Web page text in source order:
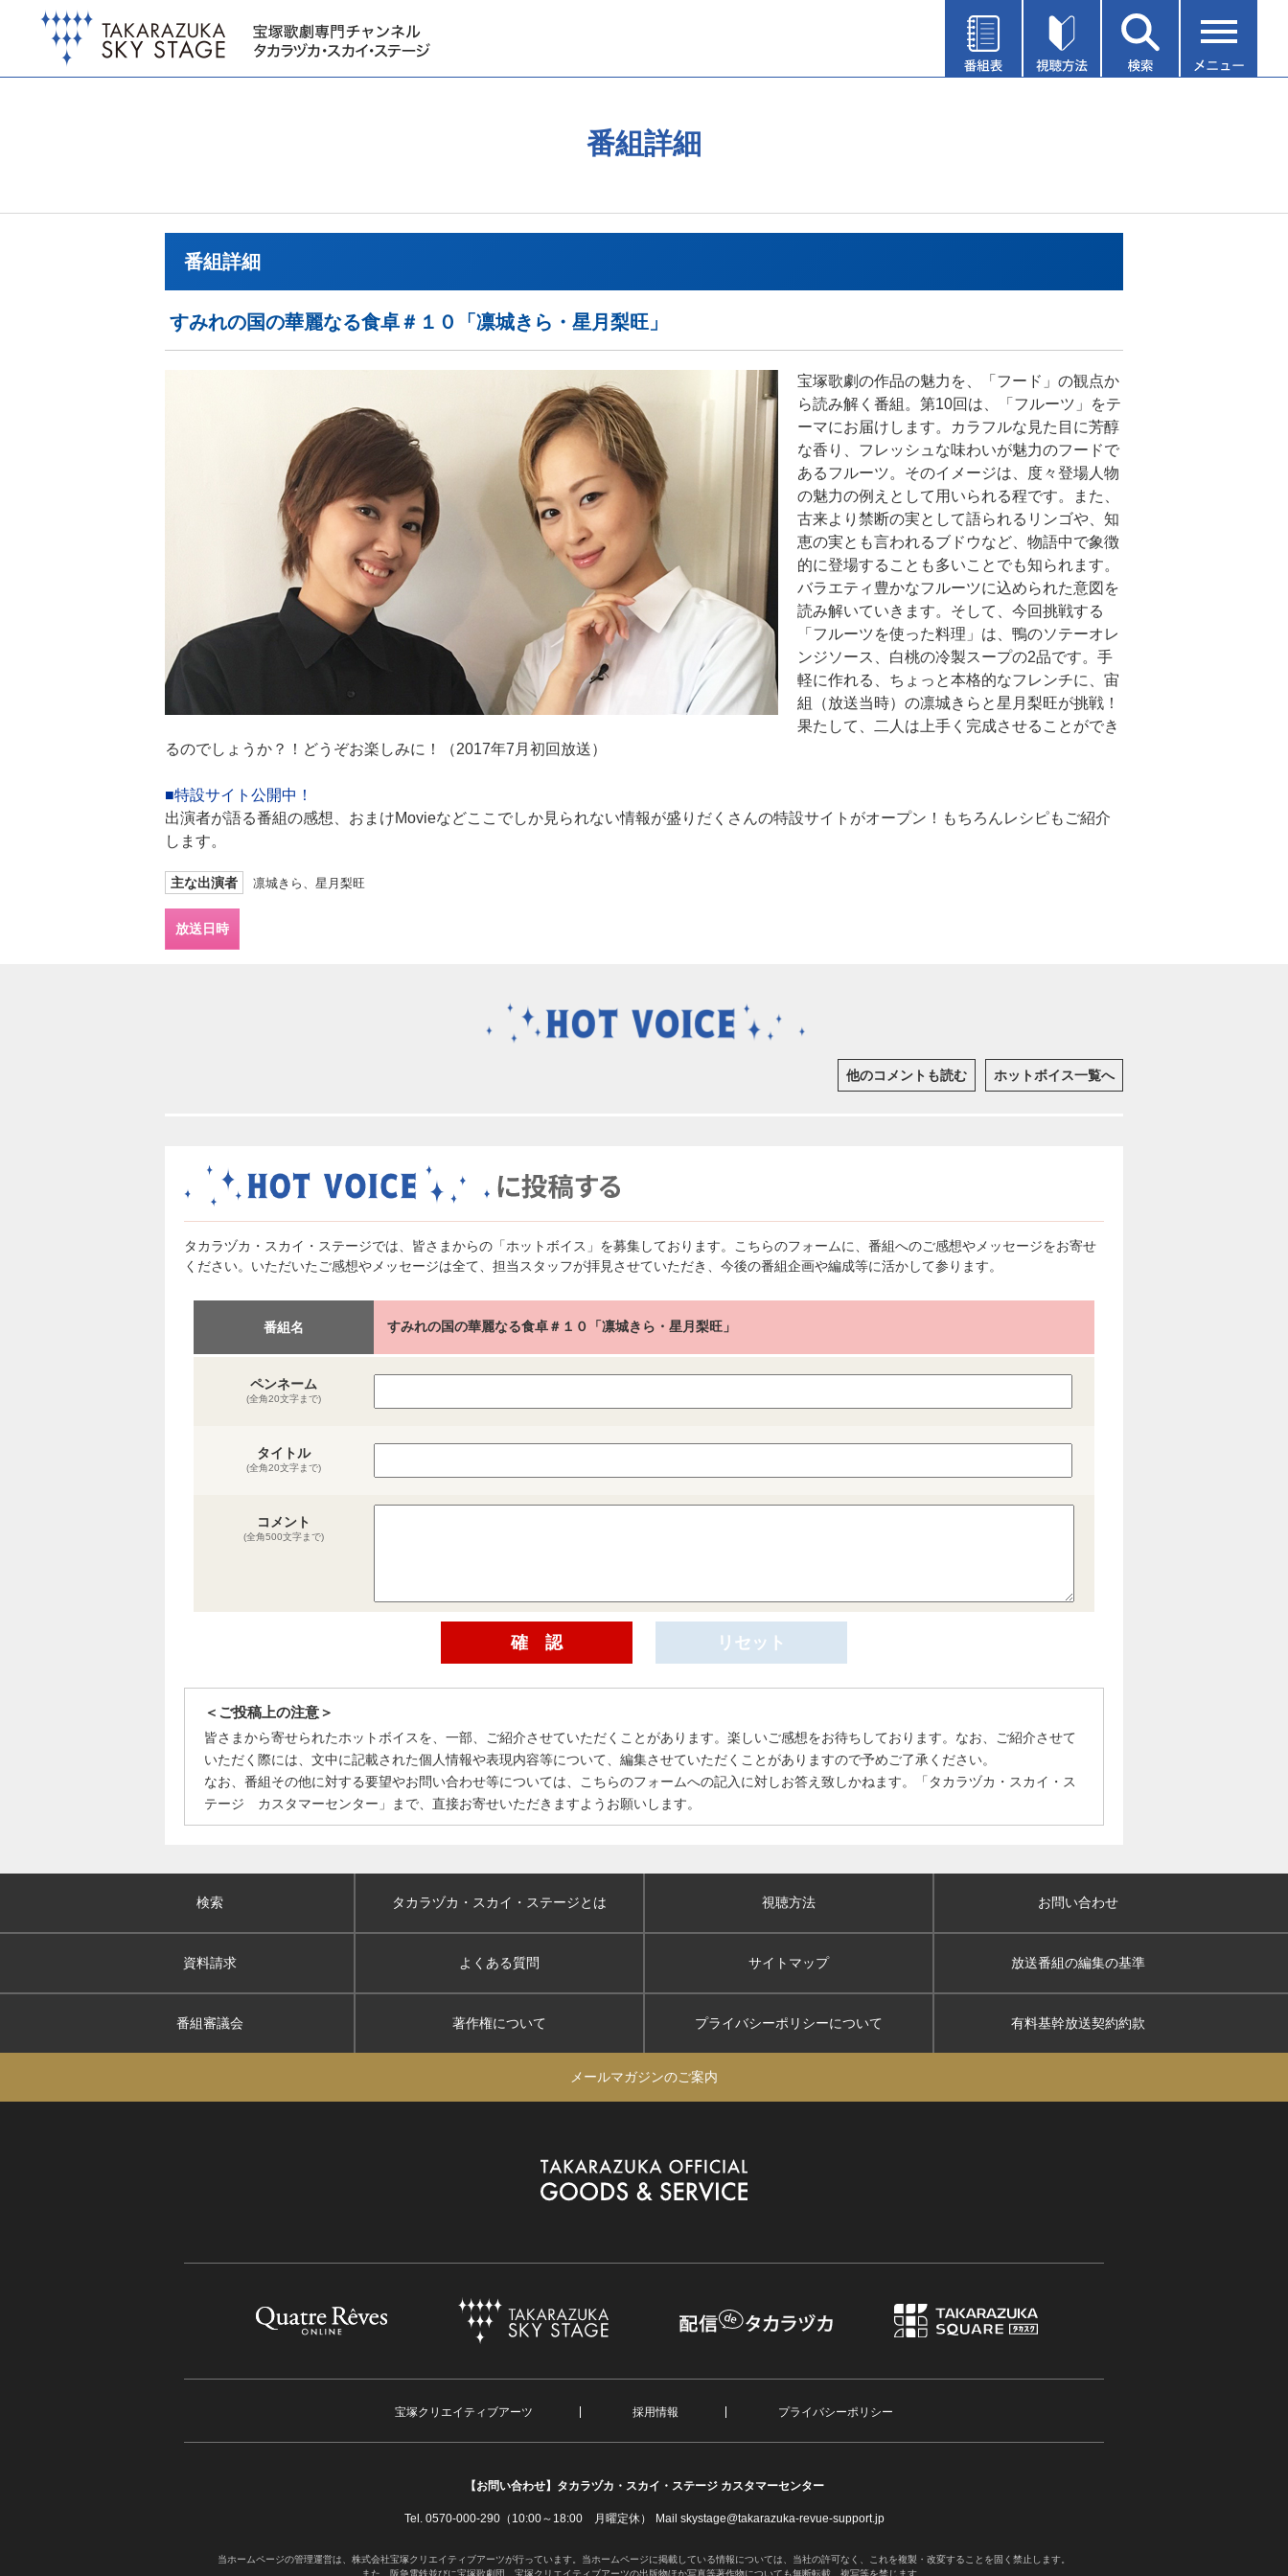
番組詳細
番組詳細
すみれの国の華麗なる食卓＃１０「凛城きら・星月梨旺」
宝塚歌劇の作品の魅力を、「フード」の観点か
ら読み解く番組。第10回は、「フルーツ」をテ
ーマにお届けします。カラフルな見た目に芳醇
な香り、フレッシュな味わいが魅力のフードで
あるフルーツ。そのイメージは、度々登場人物
の魅力の例えとして用いられる程です。また、
古来より禁断の実として語られるリンゴや、知
恵の実とも言われるブドウなど、物語中で象徴
的に登場することも多いことでも知られます。
バラエティ豊かなフルーツに込められた意図を
読み解いていきます。そして、今回挑戦する
「フルーツを使った料理」は、鴨のソテーオレ
ンジソース、白桃の冷製スープの2品です。手
軽に作れる、ちょっと本格的なフレンチに、宙
組（放送当時）の凛城きらと星月梨旺が挑戦！
果たして、二人は上手く完成させることができ
るのでしょうか？！どうぞお楽しみに！（2017年7月初回放送）
■特設サイト公開中！
出演者が語る番組の感想、おまけMovieなどここでしか見られない情報が盛りだくさんの特設サイトがオープン！もちろんレシピもご紹介
します。
主な出演者 凛城きら、星月梨旺
放送日時
他のコメントも読む ホットボイス一覧へ
タカラヅカ・スカイ・ステージでは、皆さまからの「ホットボイス」を募集しております。こちらのフォームに、番組へのご感想やメッセージをお寄せ
ください。いただいたご感想やメッセージは全て、担当スタッフが拝見させていただき、今後の番組企画や編成等に活かして参ります。
番組名 すみれの国の華麗なる食卓＃１０「凛城きら・星月梨旺」
ペンネーム
(全角20文字まで)
タイトル
(全角20文字まで)
コメント
(全角500文字まで)
＜ご投稿上の注意＞
皆さまから寄せられたホットボイスを、一部、ご紹介させていただくことがあります。楽しいご感想をお待ちしております。なお、ご紹介させて
いただく際には、文中に記載された個人情報や表現内容等について、編集させていただくことがありますので予めご了承ください。
なお、番組その他に対する要望やお問い合わせ等については、こちらのフォームへの記入に対しお答え致しかねます。「タカラヅカ・スカイ・ス
テージ カスタマーセンター」まで、直接お寄せいただきますようお願いします。
検索 タカラヅカ・スカイ ・ステージとは 視聴方法 お問い合わせ
資料請求 よくある質問 サイトマップ 放送番組の編集の基準
番組審議会 著作権について プライバシーポリシーについて 有料基幹放送契約約款
メールマガジンのご案内
宝塚クリエイティブアーツ 採用情報 プライバシーポリシー
【お問い合わせ】 タカラヅカ・スカイ・ステージ カスタマーセンター
Tel. 0570-000-290（10:00～18:00 月曜定休） Mail skystage@takarazuka-revue-support.jp
当ホームページの管理運営は、株式会社宝塚クリエイティブアーツが行っています。当ホームページに掲載している情報については、当社の許可なく、これを複製・改変することを固く禁止します。
また、阪急電鉄並びに宝塚歌劇団、宝塚クリエイティブアーツの出版物ほか写真等著作物についても無断転載、複写等を禁じます。